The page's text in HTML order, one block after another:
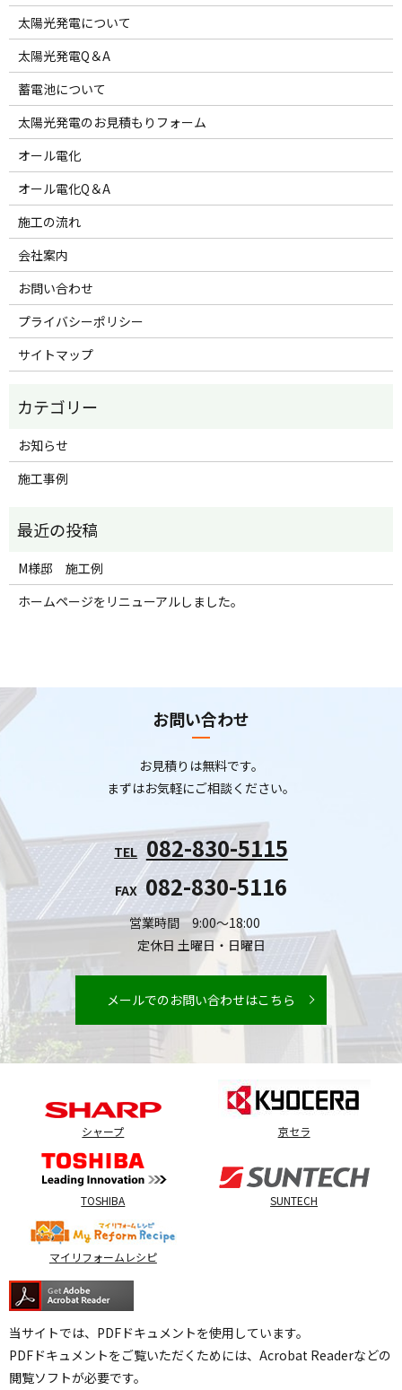
太陽光発電について
太陽光発電Q＆A
蓄電池について
太陽光発電のお見積もりフォーム
オール電化
オール電化Q＆A
施工の流れ
会社案内
お問い合わせ
プライバシーポリシー
サイトマップ
お知らせ
施工事例
M様邸 施工例
ホームページをリニューアルしました。
お問い合わせ
お見積りは無料です。
まずはお気軽にご相談ください。
TEL 082-830-5115
FAX 082-830-5116
営業時間 9:00～18:00
定休日 土曜日・日曜日
メールでのお問い合わせはこちら
シャープ 京セラ
TOSHIBA SUNTECH
マイリフォームレシピ
当サイトでは、PDFドキュメントを使用しています。
PDFドキュメントをご覧いただくためには、Acrobat Readerなどの
閲覧ソフトが必要です。